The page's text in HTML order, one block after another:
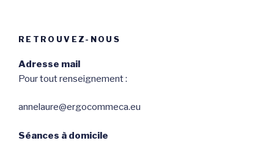
RETROUVEZ-NOUS
Adresse mail
Pour tout renseignement :
annelaure@ergocommeca.eu
Séances à domicile